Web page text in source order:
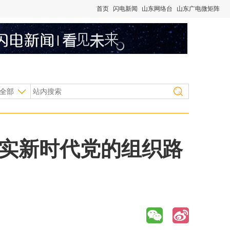
首页 闪电新闻 山东网络台 山东广电微矩阵
部
新时代党的组织路